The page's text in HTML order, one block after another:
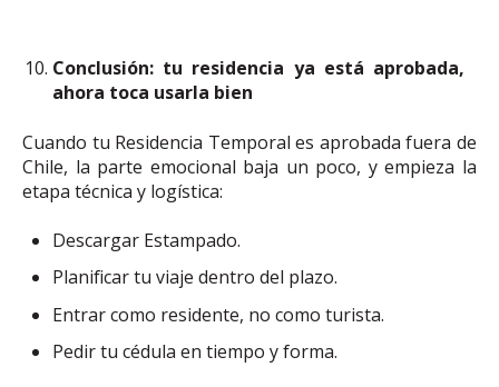
Conclusión: tu residencia ya está aprobada,
ahora toca usarla bien
Cuando tu Residencia Temporal es aprobada fuera de
Chile, la parte emocional baja un poco, y empieza la
etapa técnica y logística:
Descargar Estampado.
Planificar tu viaje dentro del plazo.
Entrar como residente, no como turista.
Pedir tu cédula en tiempo y forma.